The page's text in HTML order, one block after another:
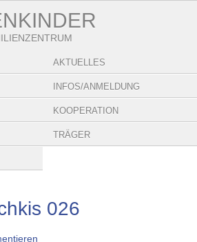
AKTUELLES
INFOS/ANMELDUNG
KOOPERATION
TRÄGER
026